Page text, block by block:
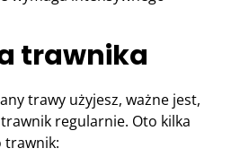
trawnika
trawy użyjesz, ważne jest,
regularnie. Oto kilka
trawnik: